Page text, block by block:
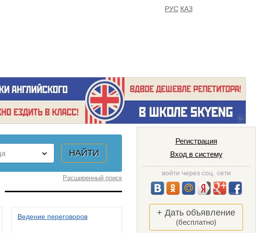
РУС КАЗ
Расширенный поиск
Ведение переговоров
Регистрация
Вход в систему
войти через соц. сети
+ Дать объявление
(бесплатно)